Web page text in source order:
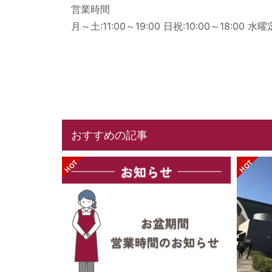
営業時間
月～土:11:00～19:00 日祝:10:00～18:00 水曜
おすすめの記事